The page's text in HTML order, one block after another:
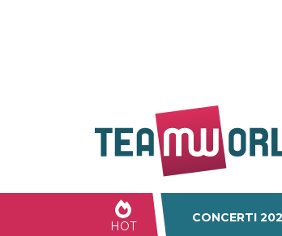
HOT
CONCERTI